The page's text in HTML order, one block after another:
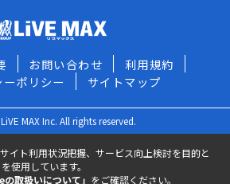
お問い合わせ
利用規約
ポリシー
サイトマップ
MAX Inc. All rights reserved.
イト利用状況把握、サービス向上検討を目的と
使用しています。
の取扱いについて」 をご確認ください。